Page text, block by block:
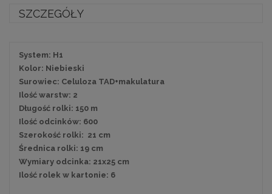
SZCZEGÓŁY
System: H1
Kolor: Niebieski
Surowiec: Celuloza TAD+makulatura
Ilość warstw: 2
Długość rolki: 150 m
Ilość odcinków: 600
Szerokość rolki: 21 cm
Średnica rolki: 19 cm
Wymiary odcinka: 21x25 cm
Ilość rolek w kartonie: 6